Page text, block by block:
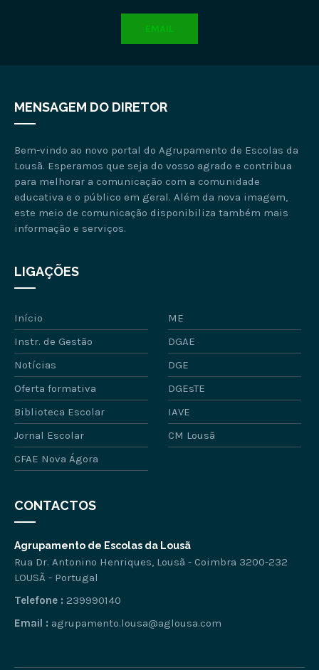
EMAIL
MENSAGEM DO DIRETOR
Bem-vindo ao novo portal do Agrupamento de Escolas da
Lousã. Esperamos que seja do vosso agrado e contribua
para melhorar a comunicação com a comunidade
educativa e o público em geral. Além da nova imagem,
este meio de comunicação disponibiliza também mais
informação e serviços.
LIGAÇÕES
Início
ME
Instr. de Gestão
DGAE
Notícias
DGE
Oferta formativa
DGEsTE
Biblioteca Escolar
IAVE
Jornal Escolar
CM Lousã
CFAE Nova Ágora
CONTACTOS
Agrupamento de Escolas da Lousã
Rua Dr. Antonino Henriques, Lousã - Coimbra 3200-232
LOUSÃ - Portugal
Telefone : 239990140
Email : agrupamento.lousa@aglousa.com